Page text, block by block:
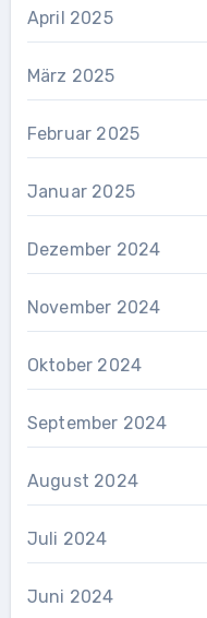
April 2025
März 2025
Februar 2025
Januar 2025
Dezember 2024
November 2024
Oktober 2024
September 2024
August 2024
Juli 2024
Juni 2024